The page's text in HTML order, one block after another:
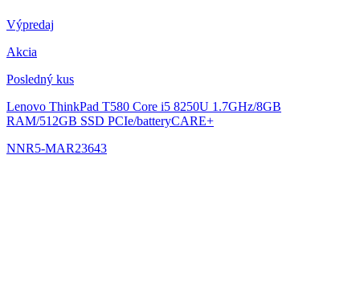
Výpredaj
Akcia
Posledný kus
Lenovo ThinkPad T580 Core i5 8250U 1.7GHz/8GB
RAM/512GB SSD PCIe/batteryCARE+
NNR5-MAR23643